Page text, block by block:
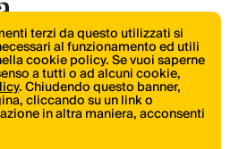
terzi da questo utilizzati si
al funzionamento ed utili
cookie policy. Se vuoi saperne
a tutti o ad alcuni cookie,
. Chiudendo questo banner,
cliccando su un link o
in altra maniera, acconsenti